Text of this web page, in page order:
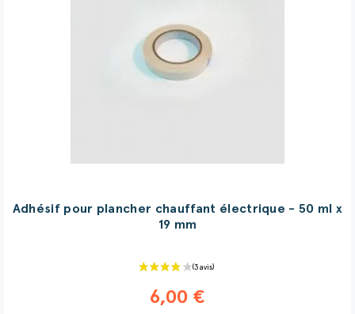
Adhésif pour plancher chauffant électrique - 50 ml x
19 mm
6,00 €